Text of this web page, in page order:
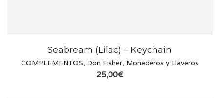
Seabream (Lilac) – Keychain
COMPLEMENTOS, Don Fisher, Monederos y Llaveros
25,00€